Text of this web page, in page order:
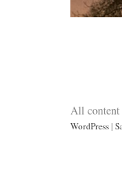
All
WordPress |